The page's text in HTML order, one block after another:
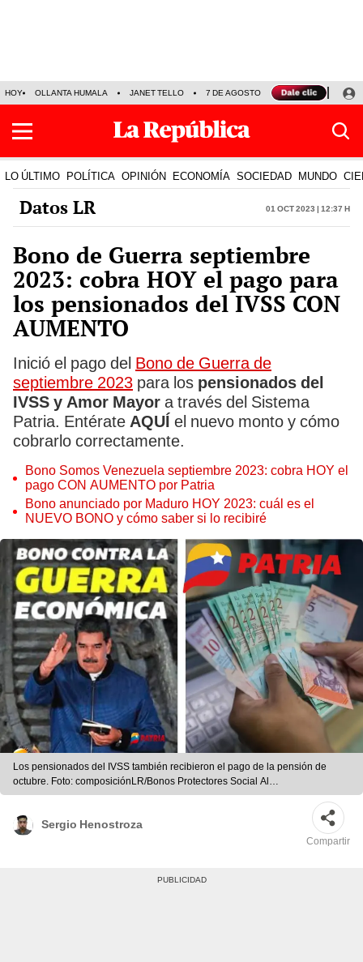
HOY OLLANTA HUMALA JANET TELLO 7 DE AGOSTO TINKA RESULTADOS
LO ÚLTIMO POLÍTICA OPINIÓN ECONOMÍA SOCIEDAD MUNDO
Datos LR 01 Oct 2023 | 12:37 h
Bono de Guerra septiembre
2023: cobra HOY el pago para
los pensionados del IVSS CON
AUMENTO
Inició el pago del Bono de Guerra de
septiembre 2023 para los pensionados del
IVSS y Amor Mayor a través del Sistema
Patria. Entérate AQUÍ el nuevo monto y cómo
cobrarlo correctamente.
Bono Somos Venezuela septiembre 2023: cobra HOY el
pago CON AUMENTO por Patria
Bono anunciado por Maduro HOY 2023: cuál es el
NUEVO BONO y cómo saber si lo recibiré
Los pensionados del IVSS también recibieron el pago de la pensión de
octubre. Foto: composiciónLR/Bonos Protectores Social Al
Pueblo/Bitfinance/Patria
Sergio Henostroza
Compartir